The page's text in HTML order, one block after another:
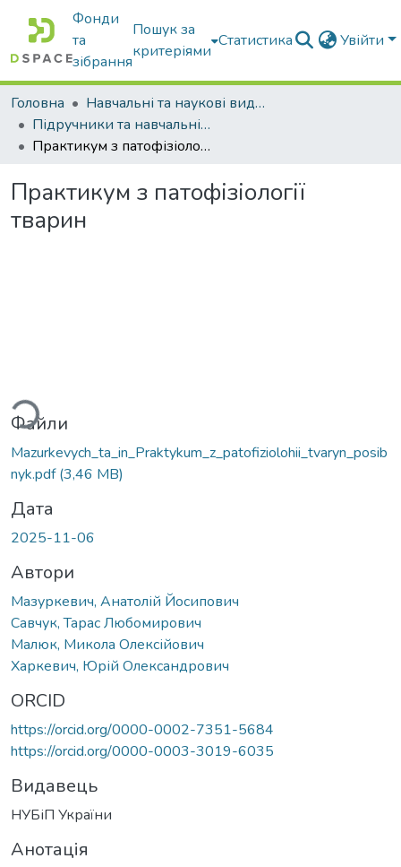
Фонди
та
зібрання
Пошук за
критеріями
Статистика Увійти
Головна
Навчальні та наукові видання
Підручники та навчальні посібники
Практикум з патофізіології тварин
Практикум з патофізіології
тварин
Файли
Mazurkevych_ta_in_Praktykum_z_patofiziolohii_tvaryn_posib
nyk.pdf(3,46 MB)
Дата
2025-11-06
Автори
Мазуркевич, Анатолій Йосипович
Савчук, Тарас Любомирович
Малюк, Микола Олексійович
Харкевич, Юрій Олександрович
ORCID
https://orcid.org/0000-0002-7351-5684
https://orcid.org/0000-0003-3019-6035
Видавець
НУБіП України
Анотація